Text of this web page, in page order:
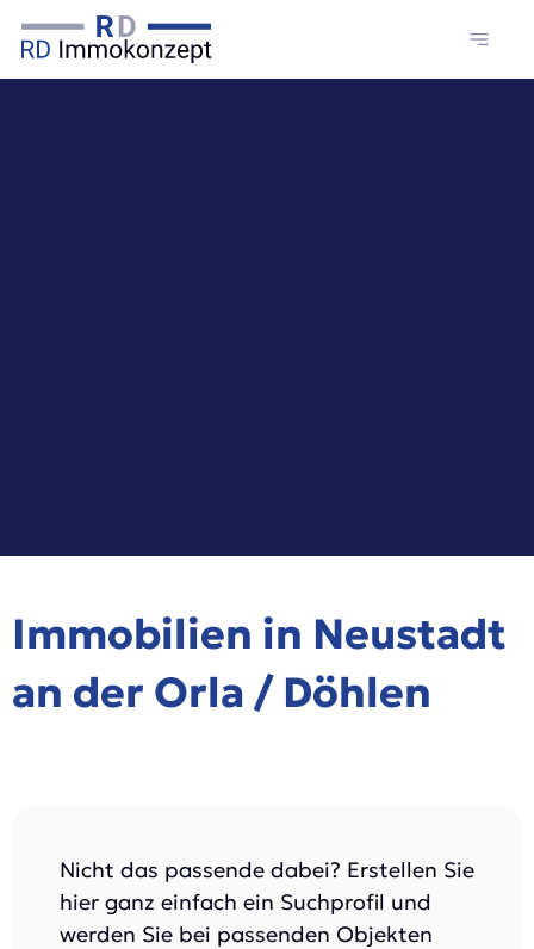
Immobilien in Neustadt
an der Orla / Döhlen
Nicht das passende dabei? Erstellen Sie
hier ganz einfach ein Suchprofil und
werden Sie bei passenden Objekten